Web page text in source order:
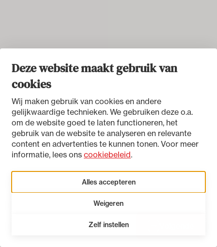
Deze website maakt gebruik van
cookies
Wij maken gebruik van cookies en andere
gelijkwaardige technieken. We gebruiken deze o.a.
om de website goed te laten functioneren, het
gebruik van de website te analyseren en relevante
content en advertenties te kunnen tonen. Voor meer
informatie, lees ons cookiebeleid.
Alles accepteren
Weigeren
Zelf instellen
Vorige